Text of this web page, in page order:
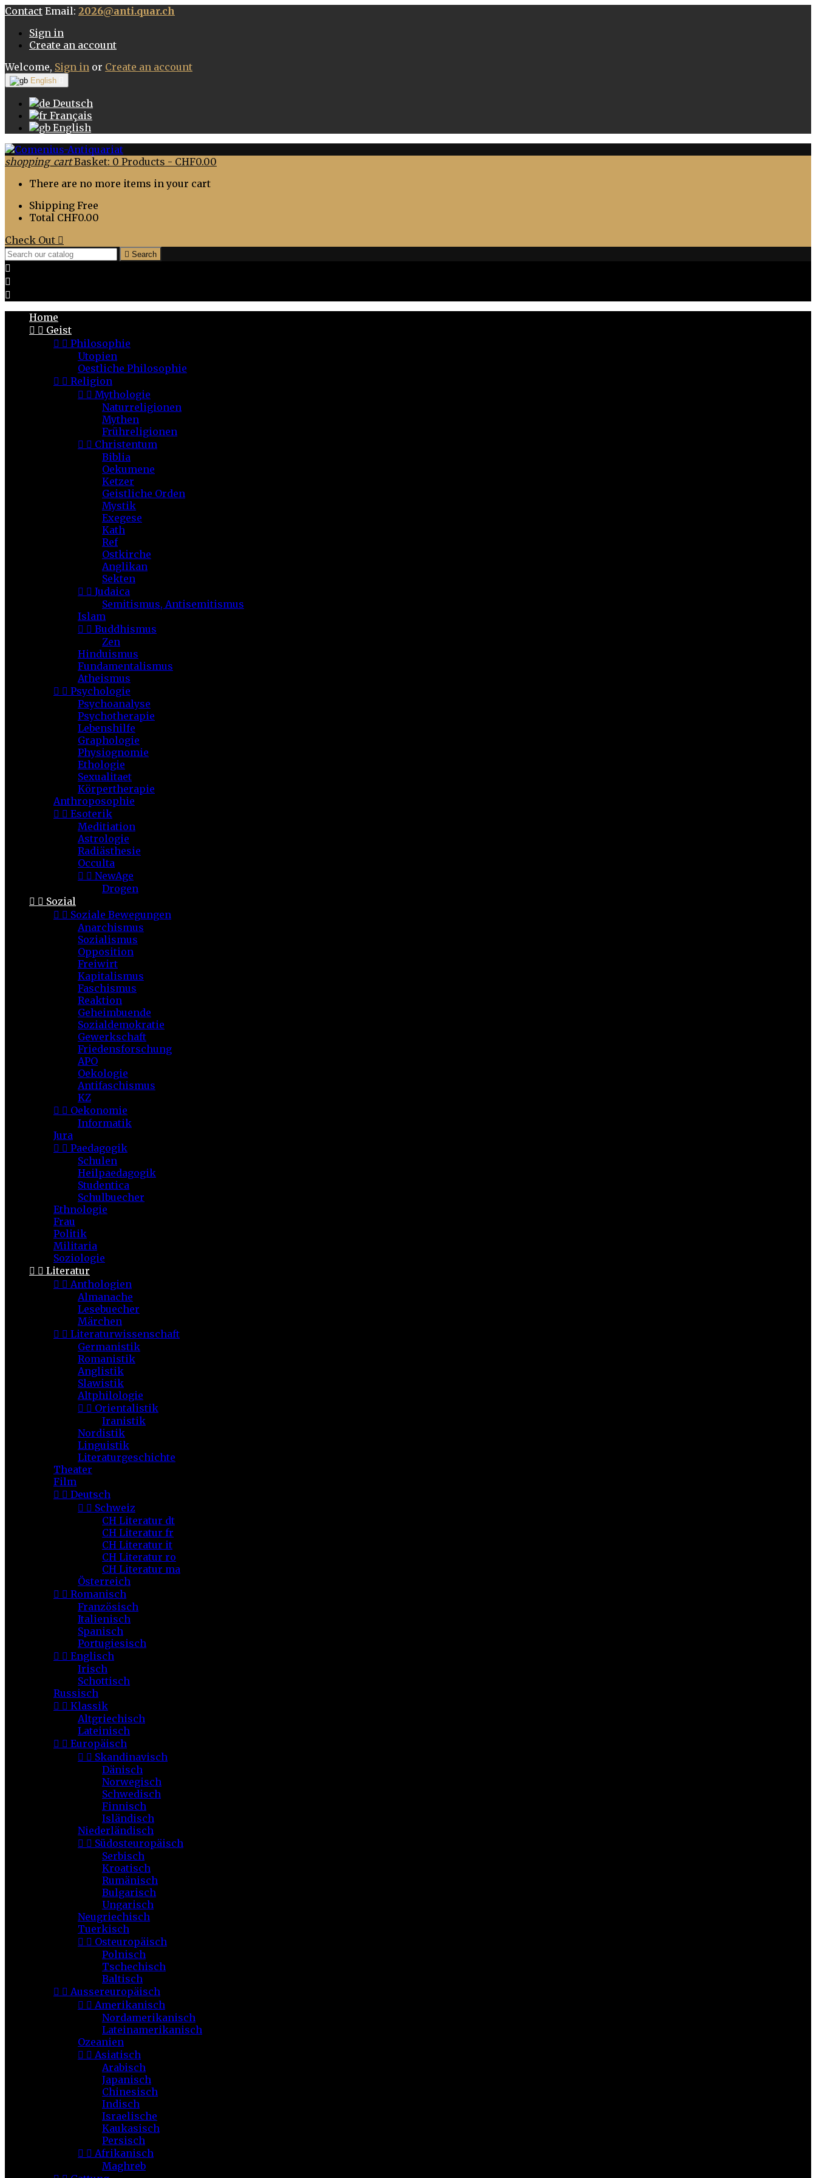
Contact Email: 2026@anti.quar.ch
Sign in
Create an account
Welcome, Sign in or Create an account
English
Deutsch
Français
English
shopping_cart Basket: 0 Products - CHF0.00
There are no more items in your cart
Shipping Free
Total CHF0.00
Check Out 
 Search



Home
  Geist
  Philosophie
Utopien
Oestliche Philosophie
  Religion
  Mythologie
Naturreligionen
Mythen
Frühreligionen
  Christentum
Biblia
Oekumene
Ketzer
Geistliche Orden
Mystik
Exegese
Kath
Ref
Ostkirche
Anglikan
Sekten
  Judaica
Semitismus, Antisemitismus
Islam
  Buddhismus
Zen
Hinduismus
Fundamentalismus
Atheismus
  Psychologie
Psychoanalyse
Psychotherapie
Lebenshilfe
Graphologie
Physiognomie
Ethologie
Sexualitaet
Körpertherapie
Anthroposophie
  Esoterik
Meditiation
Astrologie
Radiästhesie
Occulta
  NewAge
Drogen
  Sozial
  Soziale Bewegungen
Anarchismus
Sozialismus
Opposition
Freiwirt
Kapitalismus
Faschismus
Reaktion
Geheimbuende
Sozialdemokratie
Gewerkschaft
Friedensforschung
APO
Oekologie
Antifaschismus
KZ
  Oekonomie
Informatik
Jura
  Paedagogik
Schulen
Heilpaedagogik
Studentica
Schulbuecher
Ethnologie
Frau
Politik
Militaria
Soziologie
  Literatur
  Anthologien
Almanache
Lesebuecher
Märchen
  Literaturwissenschaft
Germanistik
Romanistik
Anglistik
Slawistik
Altphilologie
  Orientalistik
Iranistik
Nordistik
Linguistik
Literaturgeschichte
Theater
Film
  Deutsch
  Schweiz
CH Literatur dt
CH Literatur fr
CH Literatur it
CH Literatur ro
CH Literatur ma
Österreich
  Romanisch
Französisch
Italienisch
Spanisch
Portugiesisch
  Englisch
Irisch
Schottisch
Russisch
  Klassik
Altgriechisch
Lateinisch
  Europäisch
  Skandinavisch
Dänisch
Norwegisch
Schwedisch
Finnisch
Isländisch
Niederländisch
  Südosteuropäisch
Serbisch
Kroatisch
Rumänisch
Bulgarisch
Ungarisch
Neugriechisch
Tuerkisch
  Osteuropäisch
Polnisch
Tschechisch
Baltisch
  Aussereuropäisch
  Amerikanisch
Nordamerikanisch
Lateinamerikanisch
Ozeanien
  Asiatisch
Arabisch
Japanisch
Chinesisch
Indisch
Israelische
Kaukasisch
Persisch
  Afrikanisch
Maghreb